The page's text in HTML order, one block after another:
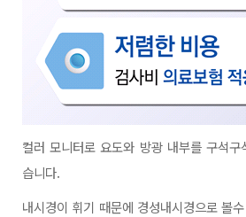
컬러 모니터로 요도와 방광 내부를 구석
습니다.
내시경이 휘기 때문에 경성내시경으로 볼